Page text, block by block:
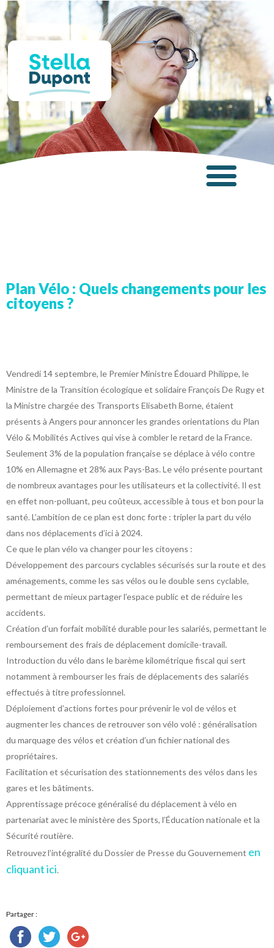
Panneau de gestion des cookies
Plan Vélo : Quels changements pour les
citoyens ?
Vendredi 14 septembre, le Premier Ministre Édouard Philippe, le
Ministre de la Transition écologique et solidaire François De Rugy et
la Ministre chargée des Transports Elisabeth Borne, étaient
présents à Angers pour annoncer les grandes orientations du Plan
Vélo & Mobilités Actives qui vise à combler le retard de la France.
Seulement 3% de la population française se déplace à vélo contre
10% en Allemagne et 28% aux Pays-Bas. Le vélo présente pourtant
de nombreux avantages pour les utilisateurs et la collectivité. Il est
en effet non-polluant, peu coûteux, accessible à tous et bon pour la
santé. L’ambition de ce plan est donc forte : tripler la part du vélo
dans nos déplacements d’ici à 2024.
Ce que le plan vélo va changer pour les citoyens :
Développement des parcours cyclables sécurisés sur la route et des
aménagements, comme les sas vélos ou le double sens cyclable,
permettant de mieux partager l’espace public et de réduire les
accidents.
Création d’un forfait mobilité durable pour les salariés, permettant le
remboursement des frais de déplacement domicile-travail.
Introduction du vélo dans le barème kilométrique fiscal qui sert
notamment à rembourser les frais de déplacements des salariés
effectués à titre professionnel.
Déploiement d’actions fortes pour prévenir le vol de vélos et
augmenter les chances de retrouver son vélo volé : généralisation
du marquage des vélos et création d’un fichier national des
propriétaires.
Facilitation et sécurisation des stationnements des vélos dans les
gares et les bâtiments.
Apprentissage précoce généralisé du déplacement à vélo en
partenariat avec le ministère des Sports, l’Éducation nationale et la
Sécurité routière.
Retrouvez l’intégralité du Dossier de Presse du Gouvernement en
cliquant ici.
Partager :